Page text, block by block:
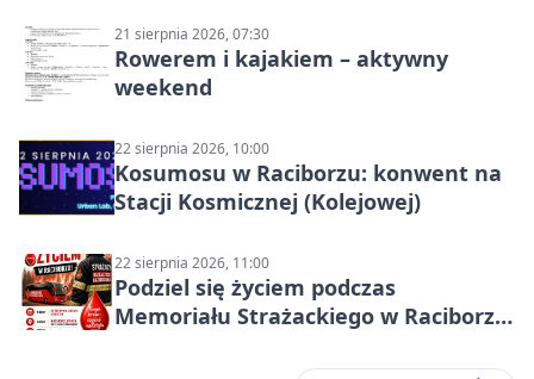
21 sierpnia 2026, 07:30
Rowerem i kajakiem – aktywny
weekend
22 sierpnia 2026, 10:00
Kosumosu w Raciborzu: konwent na
Stacji Kosmicznej (Kolejowej)
22 sierpnia 2026, 11:00
Podziel się życiem podczas
Memoriału Strażackiego w Raciborzu